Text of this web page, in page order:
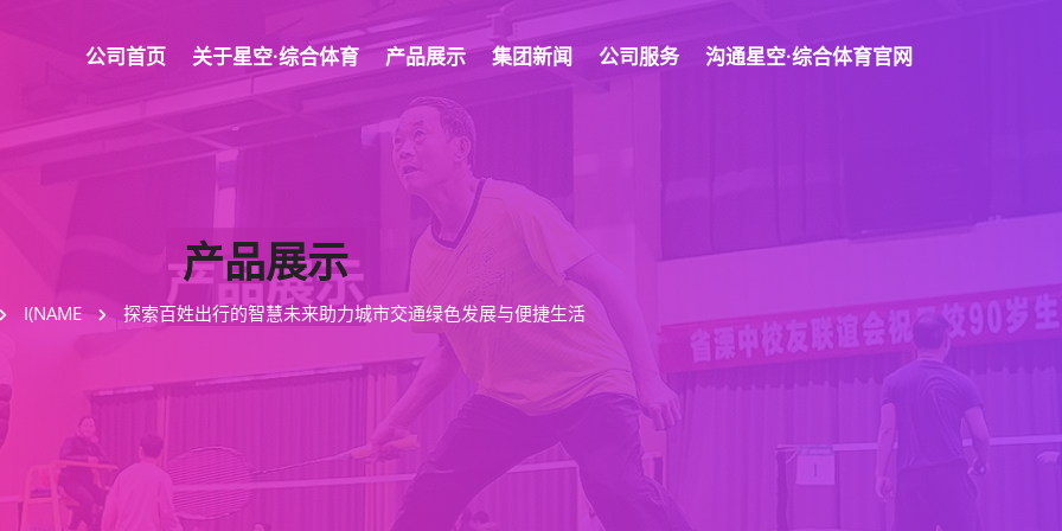
公司首页 关于星空·综合体育 产品展示 集团新闻 公司服务 沟通星空·综合体育官网
产品展示
I(NAME 探索百姓出行的智慧未来助力城市交通绿色发展与便捷生活